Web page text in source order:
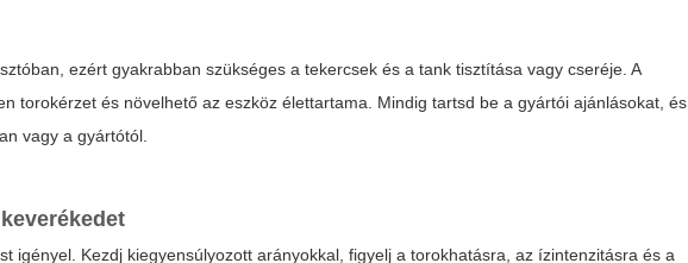
ezért gyakrabban szükséges a tekercsek és a tank tisztítása vagy cseréje. A
torokérzet és növelhető az eszköz élettartama. Mindig tartsd be a gyártói ajánlásokat, és
vagy a gyártótól.
igényel. Kezdj kiegyensúlyozott arányokkal, figyelj a torokhatásra, az ízintenzitásra és a